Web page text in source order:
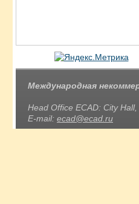
Международная
Head Office ECAD: City
E-mail: ecad@ecad.ru